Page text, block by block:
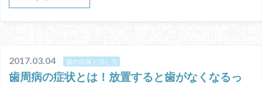
2017.03.04 歯の症状と治し方
歯周病の症状とは！放置すると歯がなくなるっ